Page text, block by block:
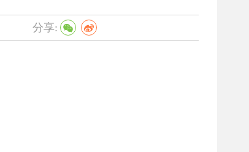
分享: